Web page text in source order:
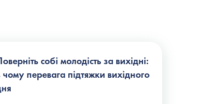
собі молодість за вихідні:
чому перевага підтяжки вихідного